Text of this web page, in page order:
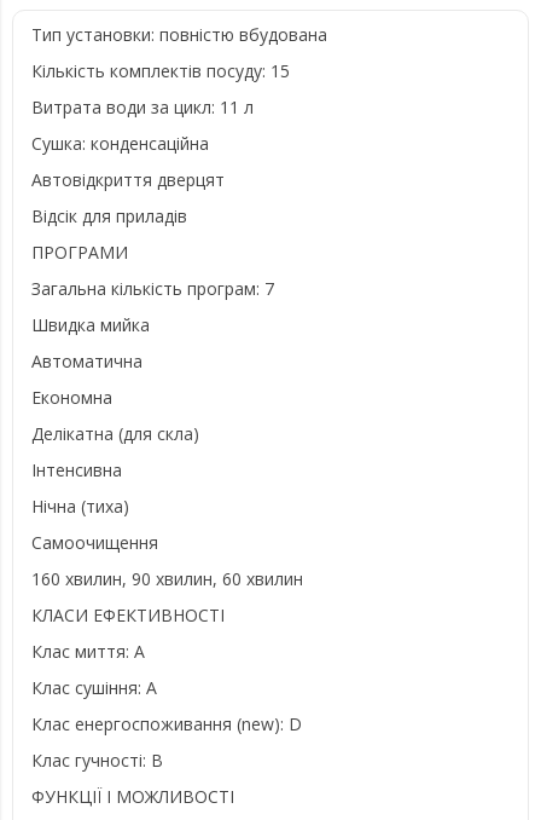
Тип установки: повністю вбудована
Кількість комплектів посуду: 15
Витрата води за цикл: 11 л
Сушка: конденсаційна
Автовідкриття дверцят
Відсік для приладів
ПРОГРАМИ
Загальна кількість програм: 7
Швидка мийка
Автоматична
Економна
Делікатна (для скла)
Інтенсивна
Нічна (тиха)
Самоочищення
160 хвилин, 90 хвилин, 60 хвилин
КЛАСИ ЕФЕКТИВНОСТІ
Клас миття: A
Клас сушіння: A
Клас енергоспоживання (new): D
Клас гучності: B
ФУНКЦІЇ І МОЖЛИВОСТІ